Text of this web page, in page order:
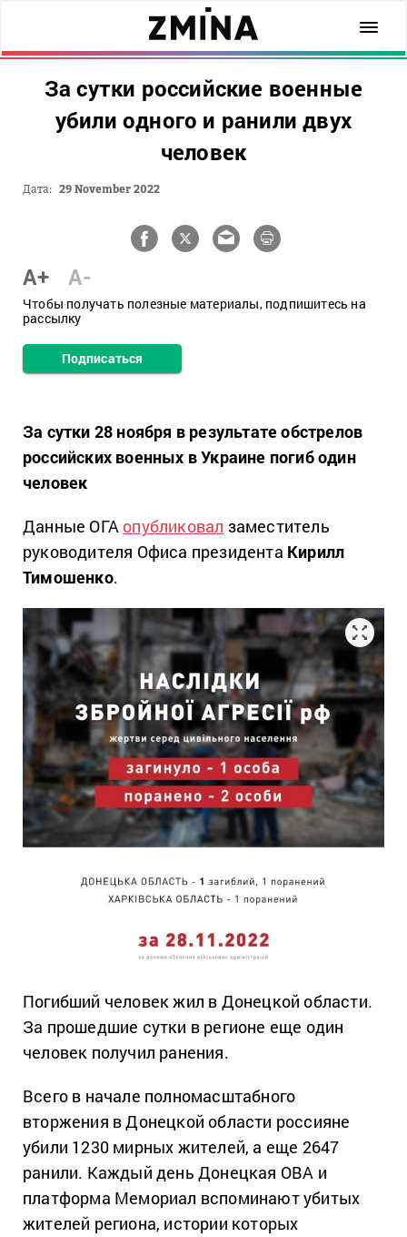
За сутки российские военные
убили одного и ранили двух
человек
Дата: 29 November 2022
A+ A-
Чтобы получать полезные материалы, подпишитесь на
рассылку
Подписаться
За сутки 28 ноября в результате обстрелов
российских военных в Украине погиб один
человек
Данные ОГА опубликовал заместитель
руководителя Офиса президента Кирилл
Тимошенко.
Погибший человек жил в Донецкой области.
За прошедшие сутки в регионе еще один
человек получил ранения.
Всего в начале полномасштабного
вторжения в Донецкой области россияне
убили 1230 мирных жителей, а еще 2647
ранили. Каждый день Донецкая ОВА и
платформа Мемориал вспоминают убитых
жителей региона, истории которых